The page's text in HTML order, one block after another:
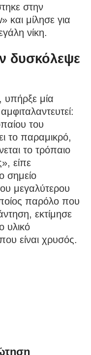
στην
μίλησε για
νίκη.
δυσκόλεψε
υπήρξε μία
του
το παραμικρό,
το τρόπαιο
είπε
σημείο
μεγαλύτερου
παρόλο που
εκτίμησε
υλικό
είναι χρυσός.